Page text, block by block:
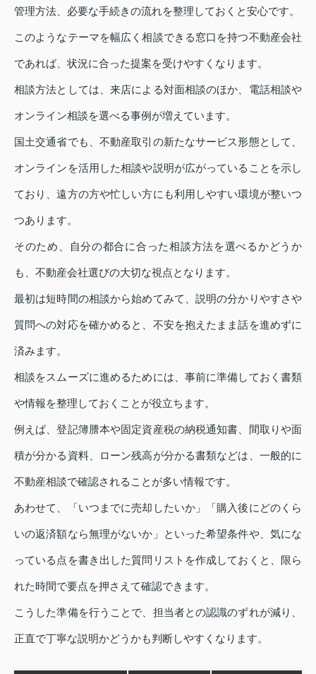
管理方法、必要な手続きの流れを整理しておくと安心です。
このようなテーマを幅広く相談できる窓口を持つ不動産会社
であれば、状況に合った提案を受けやすくなります。
相談方法としては、来店による対面相談のほか、電話相談や
オンライン相談を選べる事例が増えています。
国土交通省でも、不動産取引の新たなサービス形態として、
オンラインを活用した相談や説明が広がっていることを示し
ており、遠方の方や忙しい方にも利用しやすい環境が整いつ
つあります。
そのため、自分の都合に合った相談方法を選べるかどうか
も、不動産会社選びの大切な視点となります。
最初は短時間の相談から始めてみて、説明の分かりやすさや
質問への対応を確かめると、不安を抱えたまま話を進めずに
済みます。
相談をスムーズに進めるためには、事前に準備しておく書類
や情報を整理しておくことが役立ちます。
例えば、登記簿謄本や固定資産税の納税通知書、間取りや面
積が分かる資料、ローン残高が分かる書類などは、一般的に
不動産相談で確認されることが多い情報です。
あわせて、「いつまでに売却したいか」「購入後にどのくら
いの返済額なら無理がないか」といった希望条件や、気にな
っている点を書き出した質問リストを作成しておくと、限ら
れた時間で要点を押さえて確認できます。
こうした準備を行うことで、担当者との認識のずれが減り、
正直で丁寧な説明かどうかも判断しやすくなります。